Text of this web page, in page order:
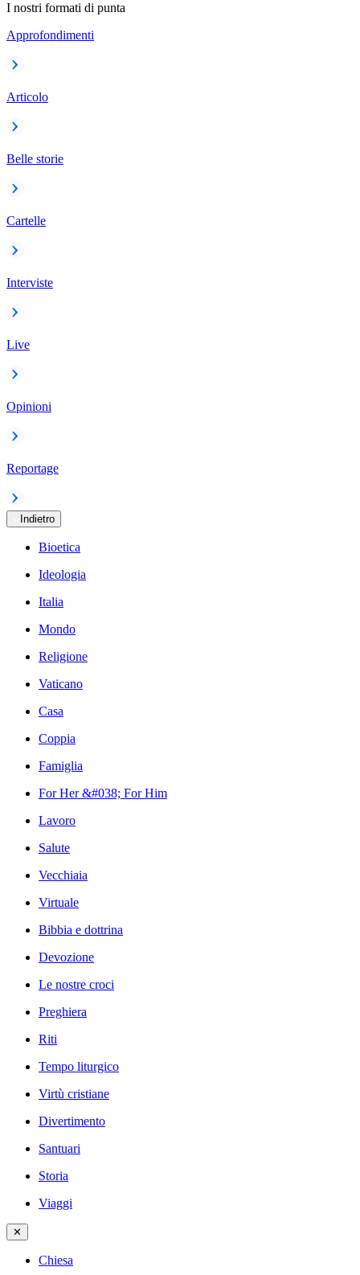
I nostri formati di punta
Approfondimenti
Articolo
Belle storie
Cartelle
Interviste
Live
Opinioni
Reportage
Indietro
Bioetica
Ideologia
Italia
Mondo
Religione
Vaticano
Casa
Coppia
Famiglia
For Her &#038; For Him
Lavoro
Salute
Vecchiaia
Virtuale
Bibbia e dottrina
Devozione
Le nostre croci
Preghiera
Riti
Tempo liturgico
Virtù cristiane
Divertimento
Santuari
Storia
Viaggi
✕
Chiesa